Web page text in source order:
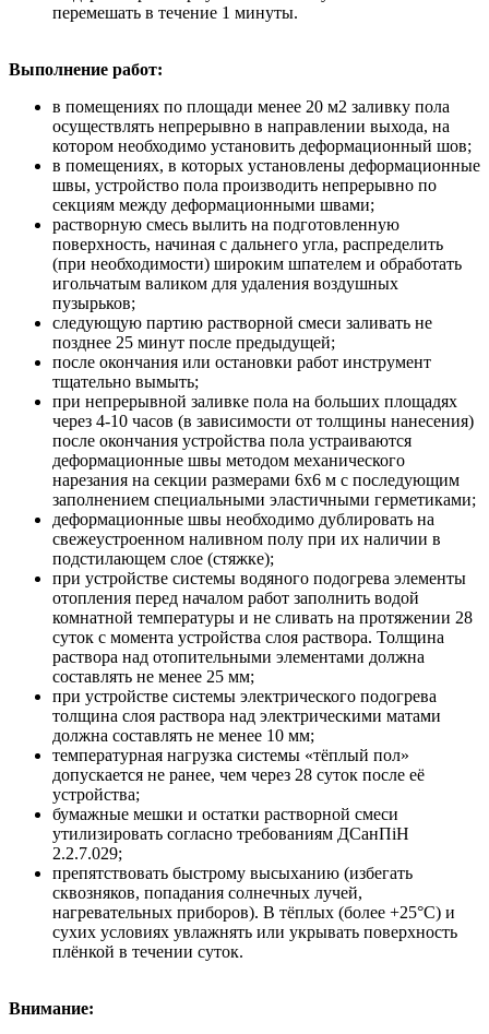
перемешать в течение 1 минуты.
Выполнение работ:
в помещениях по площади менее 20 м2 заливку пола
осуществлять непрерывно в направлении выхода, на
котором необходимо установить деформационный шов;
в помещениях, в которых установлены деформационные
швы, устройство пола производить непрерывно по
секциям между деформационными швами;
растворную смесь вылить на подготовленную
поверхность, начиная с дальнего угла, распределить
(при необходимости) широким шпателем и обработать
игольчатым валиком для удаления воздушных
пузырьков;
следующую партию растворной смеси заливать не
позднее 25 минут после предыдущей;
после окончания или остановки работ инструмент
тщательно вымыть;
при непрерывной заливке пола на больших площадях
через 4-10 часов (в зависимости от толщины нанесения)
после окончания устройства пола устраиваются
деформационные швы методом механического
нарезания на секции размерами 6x6 м с последующим
заполнением специальными эластичными герметиками;
деформационные швы необходимо дублировать на
свежеустроенном наливном полу при их наличии в
подстилающем слое (стяжке);
при устройстве системы водяного подогрева элементы
отопления перед началом работ заполнить водой
комнатной температуры и не сливать на протяжении 28
суток с момента устройства слоя раствора. Толщина
раствора над отопительными элементами должна
составлять не менее 25 мм;
при устройстве системы электрического подогрева
толщина слоя раствора над электрическими матами
должна составлять не менее 10 мм;
температурная нагрузка системы «тёплый пол»
допускается не ранее, чем через 28 суток после её
устройства;
бумажные мешки и остатки растворной смеси
утилизировать согласно требованиям ДСанПіН
2.2.7.029;
препятствовать быстрому высыханию (избегать
сквозняков, попадания солнечных лучей,
нагревательных приборов). В тёплых (более +25°С) и
сухих условиях увлажнять или укрывать поверхность
плёнкой в течении суток.
Внимание: